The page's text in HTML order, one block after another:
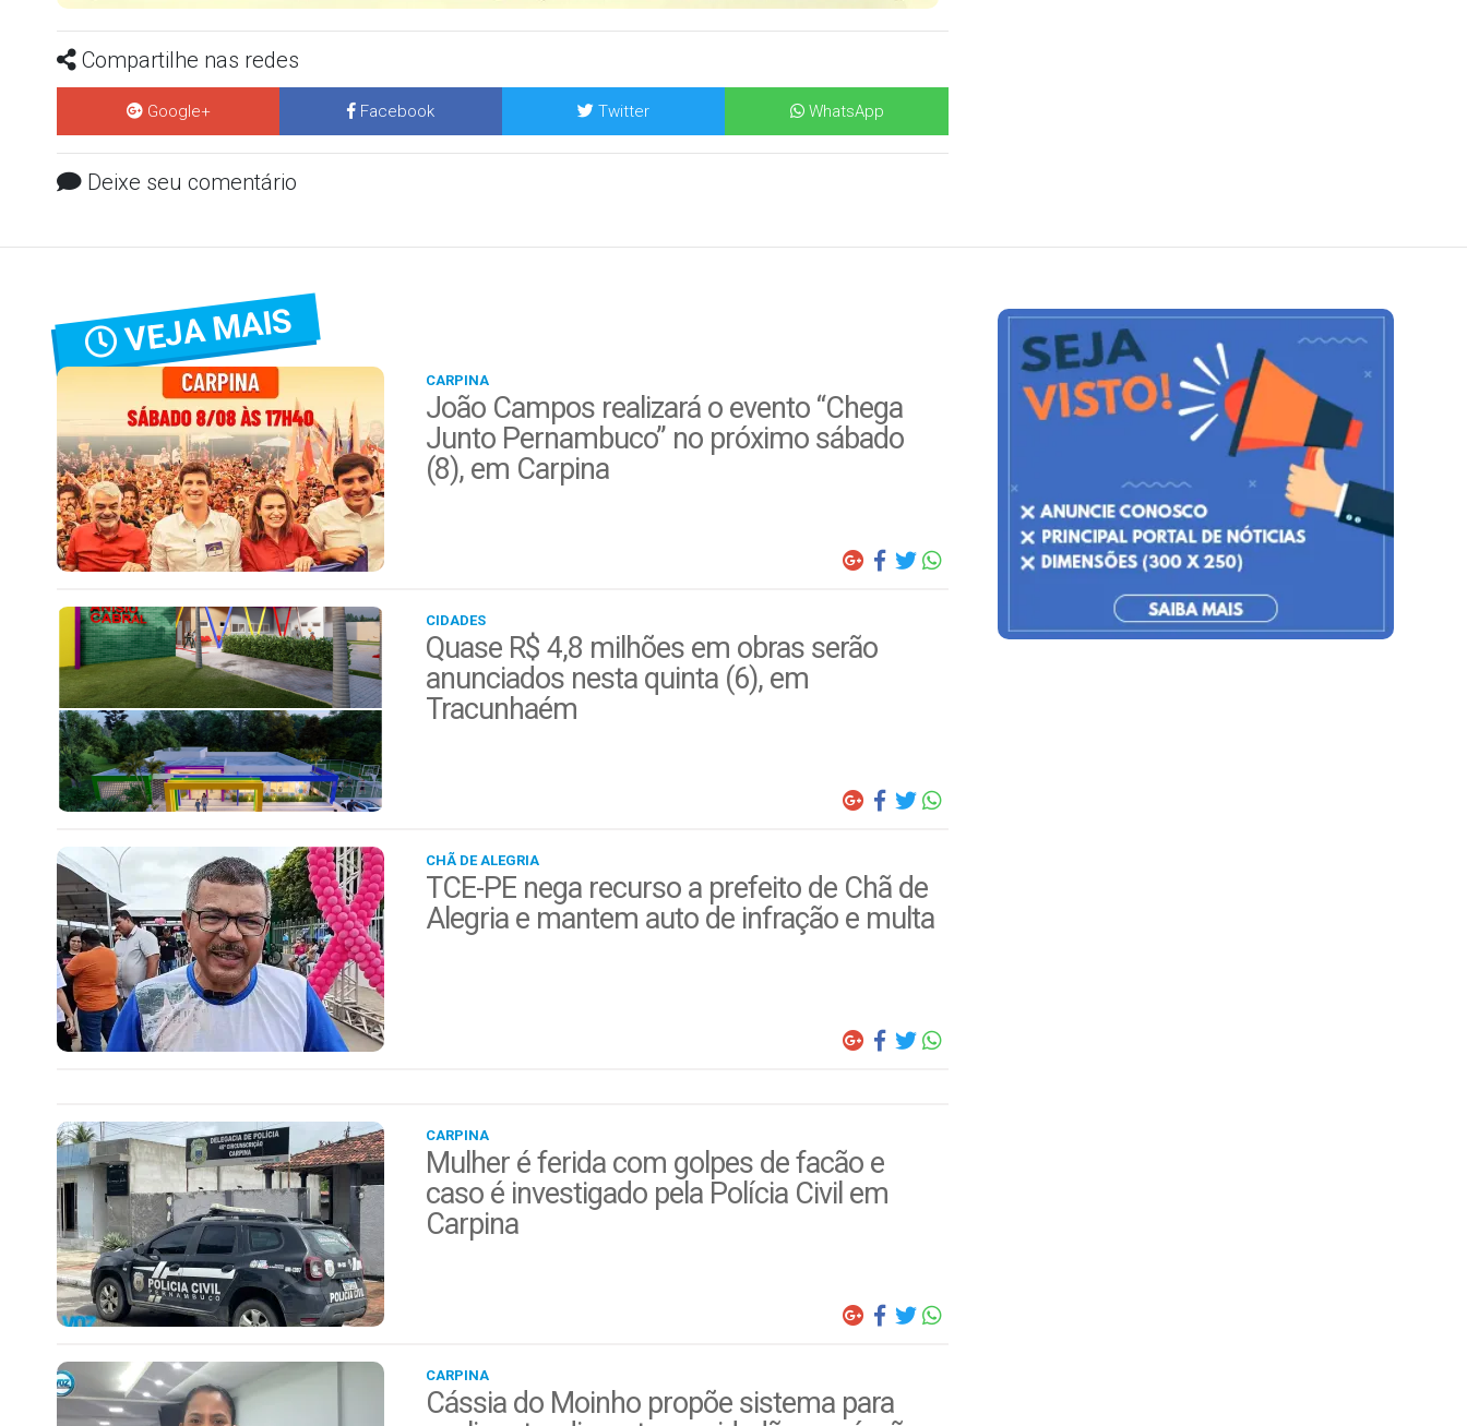
Compartilhe nas redes
Google+ Facebook Twitter WhatsApp
Deixe seu comentário
VEJA MAIS
CARPINA
João Campos realizará o evento “Chega
Junto Pernambuco” no próximo sábado
(8), em Carpina
CIDADES
Quase R$ 4,8 milhões em obras serão
anunciados nesta quinta (6), em
Tracunhaém
CHÃ DE ALEGRIA
TCE-PE nega recurso a prefeito de Chã de
Alegria e mantem auto de infração e multa
CARPINA
Mulher é ferida com golpes de facão e
caso é investigado pela Polícia Civil em
Carpina
CARPINA
Cássia do Moinho propõe sistema para